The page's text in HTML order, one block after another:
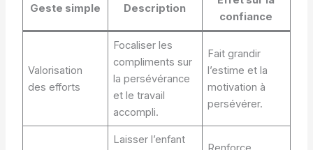
Geste simple Description
confiance
Valorisation
des efforts
Focaliser les
compliments sur
la persévérance
et le travail
accompli.
Fait grandir
l’estime et la
motivation à
persévérer.
Laisser l’enfant